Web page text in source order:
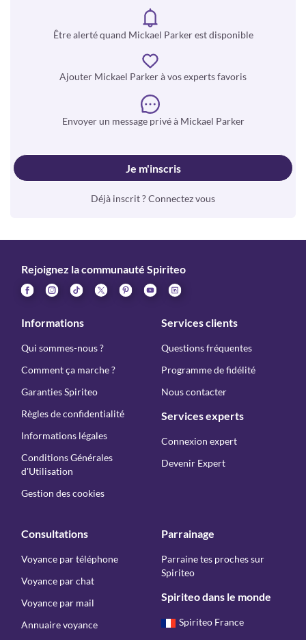
Être alerté quand Mickael Parker est disponible
Ajouter Mickael Parker à vos experts favoris
Envoyer un message privé à Mickael Parker
Je m'inscris
Déjà inscrit ? Connectez vous
Rejoignez la communauté Spiriteo
Informations
Qui sommes-nous ?
Comment ça marche ?
Garanties Spiriteo
Règles de confidentialité
Informations légales
Conditions Générales
d'Utilisation
Gestion des cookies
Services clients
Questions fréquentes
Programme de fidélité
Nous contacter
Services experts
Connexion expert
Devenir Expert
Consultations
Voyance par téléphone
Voyance par chat
Voyance par mail
Annuaire voyance
Parrainage
Parraine tes proches sur
Spiriteo
Spiriteo dans le monde
Spiriteo France